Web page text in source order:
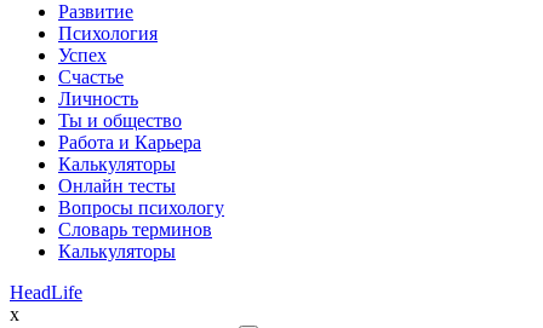
Развитие
Психология
Успех
Счастье
Личность
Ты и общество
Работа и Карьера
Калькуляторы
Онлайн тесты
Вопросы психологу
Словарь терминов
Калькуляторы
HeadLife
x